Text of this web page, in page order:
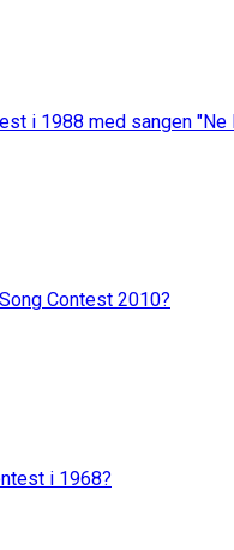
i 1988 med sangen
Contest 2010?
i 1968?